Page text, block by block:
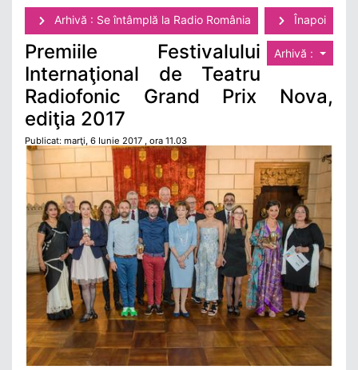
Arhivă : Se întâmplă la Radio România Înapoi
Arhivă :
Premiile Festivalului
Internaţional de Teatru
Radiofonic Grand Prix Nova,
ediţia 2017
Publicat: marţi, 6 Iunie 2017 , ora 11.03